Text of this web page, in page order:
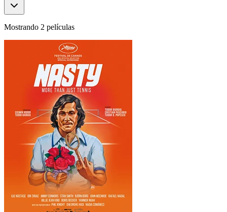
Mostrando 2 películas